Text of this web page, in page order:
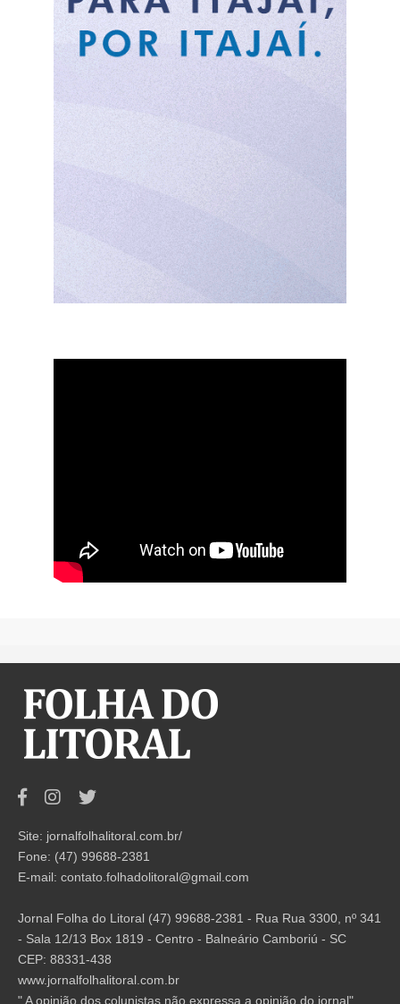
Site: jornalfolhalitoral.com.br/
Fone: (47) 99688-2381
E-mail: contato.folhadolitoral@gmail.com
Jornal Folha do Litoral (47) 99688-2381 - Rua Rua 3300, nº 341
- Sala 12/13 Box 1819 - Centro - Balneário Camboriú - SC
CEP: 88331-438
www.jornalfolhalitoral.com.br
" A opinião dos colunistas não expressa a opinião do jornal".